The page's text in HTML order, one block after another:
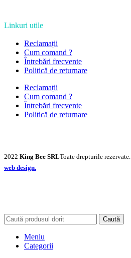
Linkuri utile
Reclamații
Cum comand ?
Întrebări frecvente
Politică de returnare
Reclamații
Cum comand ?
Întrebări frecvente
Politică de returnare
2022 King Bee SRLToate drepturile rezervate.
web design.
Caută
Meniu
Categorii